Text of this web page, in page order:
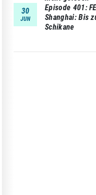
30
JUN
Episode 401
Shanghai: Bis
Schikane